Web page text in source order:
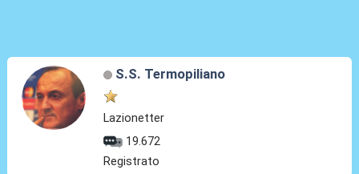
S.S. Termopiliano
Lazionetter
19.672
Registrato